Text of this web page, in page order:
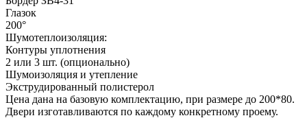
Д-36 С
Глазок
200°
Шумотеплоизоляция:
Контуры уплотнения
2 или 3 шт. (опционально)
Шумоизоляция и утепление
Экструдированный полистерол
Цена дана на базовую комплектацию, при размере до 200*80.
Двери изготавливаются по каждому конкретному проему.